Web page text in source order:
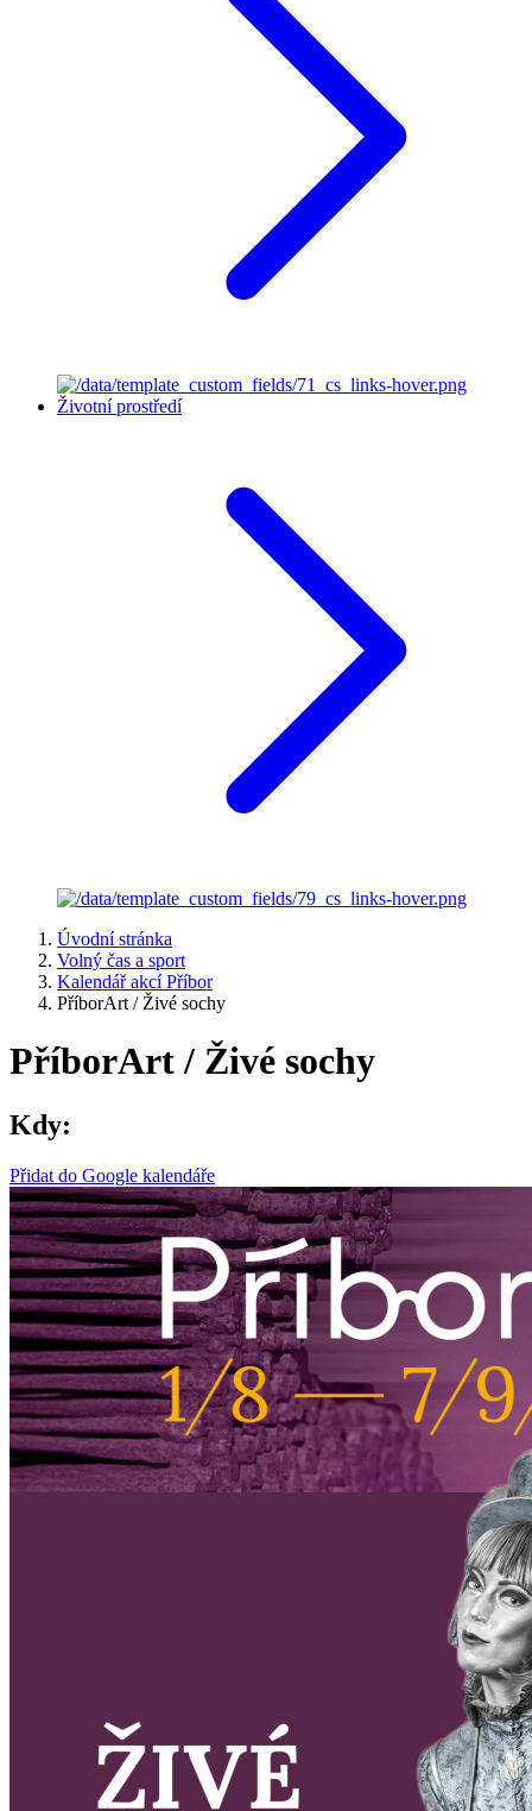
Životní prostředí
Úvodní stránka
Volný čas a sport
Kalendář akcí Příbor
PříborArt / Živé sochy
PříborArt / Živé sochy
Kdy:
Přidat do Google kalendáře